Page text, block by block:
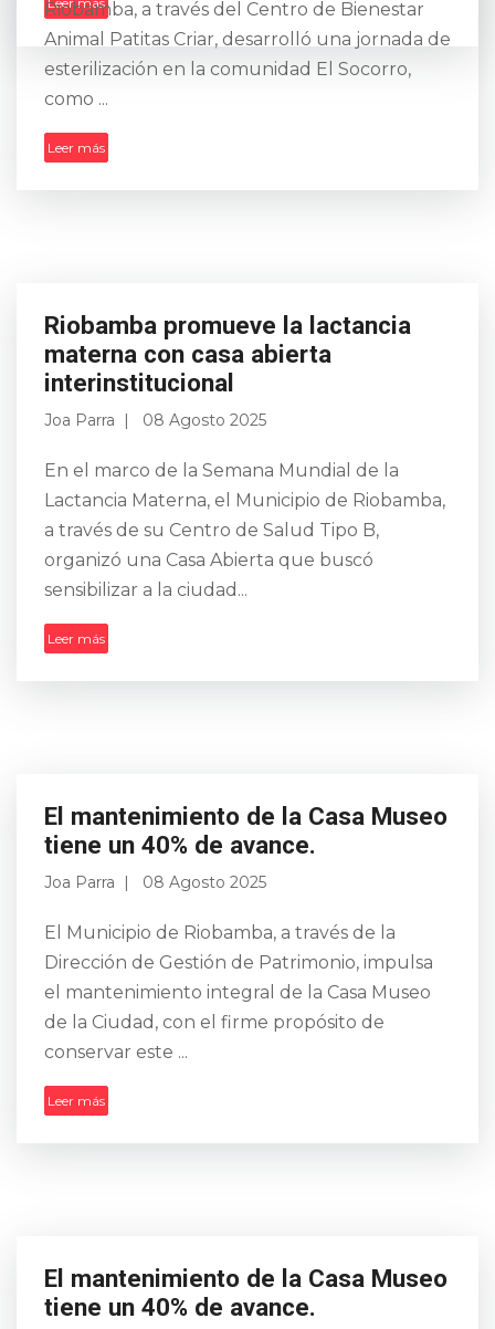
Riobamba, a través del Centro de Bienestar
Animal Patitas Criar, desarrolló una jornada de
esterilización en la comunidad El Socorro,
como ...
Leer más
Riobamba promueve la lactancia
materna con casa abierta
interinstitucional
Joa Parra 08 Agosto 2025
En el marco de la Semana Mundial de la
Lactancia Materna, el Municipio de Riobamba,
a través de su Centro de Salud Tipo B,
organizó una Casa Abierta que buscó
sensibilizar a la ciudad...
Leer más
El mantenimiento de la Casa Museo
tiene un 40% de avance.
Joa Parra 08 Agosto 2025
El Municipio de Riobamba, a través de la
Dirección de Gestión de Patrimonio, impulsa
el mantenimiento integral de la Casa Museo
de la Ciudad, con el firme propósito de
conservar este ...
Leer más
El mantenimiento de la Casa Museo
tiene un 40% de avance.